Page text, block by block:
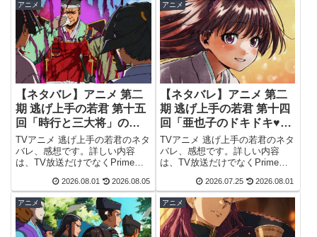
アニメ
【ネタバレ】アニメ 第二
期 逃げ上手の若君 第十五
回「時行と三大将」のネ
タバレ、感想
TVアニメ 逃げ上手の若君のネタ
バレ、感想です。詳しい内容
は、TV放送だけでなくPrime
出来ます。前回の記事はこちら
です。第十五回（第二期 第三
回）「時行と三大将」諏訪頼重
直属の郎党、諏訪神党の三大将
時...
2026.08.01 2026.08.05
アニメ
【ネタバレ】アニメ 第二
期 逃げ上手の若君 第十四
回「亜也子のドキドキ♥大
作戦！」のネタバレ、感
想
TVアニメ 逃げ上手の若君のネタ
バレ、感想です。詳しい内容
は、TV放送だけでなくPrime
出来ます。前回の記事はこちら
です。第十四回（第二期 第二
回）「亜也子のドキドキ♥大作
戦！」第一期で犬追物やいくつ
か...
2026.07.25 2026.08.01
アニメ アニメ